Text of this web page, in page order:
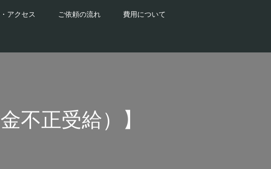
アクセス ご依頼の流れ 費用について
不正受給）】